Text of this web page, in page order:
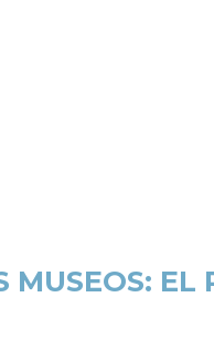
MUSEOS: